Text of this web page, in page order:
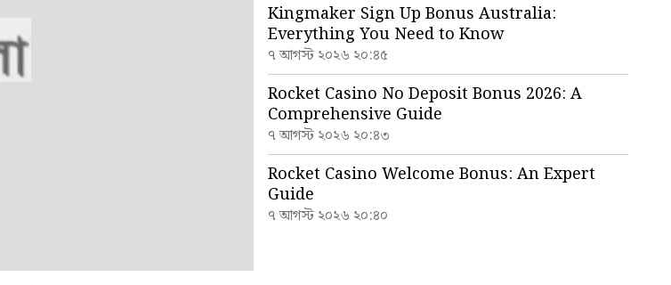
Kingmaker Sign Up Bonus Australia:
Everything You Need to Know
৭ আগস্ট ২০২৬ ২০:৪৫
Rocket Casino No Deposit Bonus 2026: A
Comprehensive Guide
৭ আগস্ট ২০২৬ ২০:৪৩
Rocket Casino Welcome Bonus: An Expert
Guide
৭ আগস্ট ২০২৬ ২০:৪০